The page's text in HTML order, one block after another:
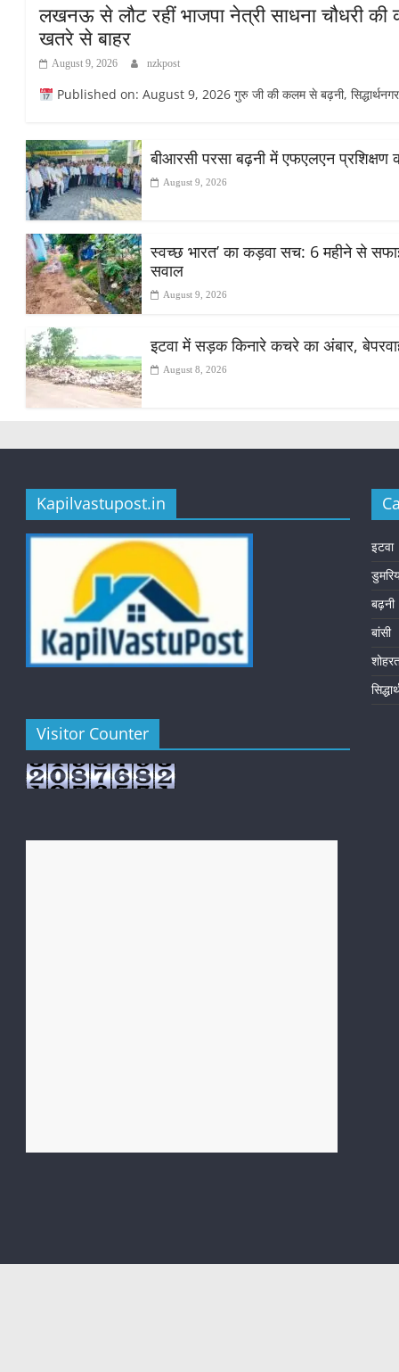
लखनऊ से लौट रहीं भाजपा नेत्री साधना चौधरी
खतरे से बाहर
August 9, 2026 nzkpost
Published on: August 9, 2026 गुरु जी की कलम से बढ़नी, सिद्धार्थनगर
बीआरसी परसा बढ़नी में एफएलएन
August 9, 2026
स्वच्छ भारत’ का कड़वा सच: 6 महीने से सफाई
सवाल
August 9, 2026
इटवा में सड़क किनारे कचरे का अंबार,
August 8, 2026
Kapilvastupost.in
Visitor Counter
इटवा
बढ़नी
बांसी